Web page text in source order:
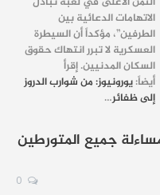
الاتهامات الدعائية بين
الطرفين”، مؤكداً أن السيطرة
العسكرية لا تبرر انتهاك حقوق
السكان المدنيين. إقرأ
أيضاً:يورونيوز: من شوارب الدروز
إلى ظفائر…
جميع المتورطين